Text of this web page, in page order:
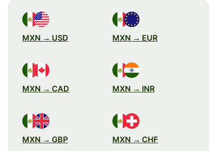
MXN → USD MXN → EUR
MXN → CAD MXN → INR
MXN → GBP MXN → CHF